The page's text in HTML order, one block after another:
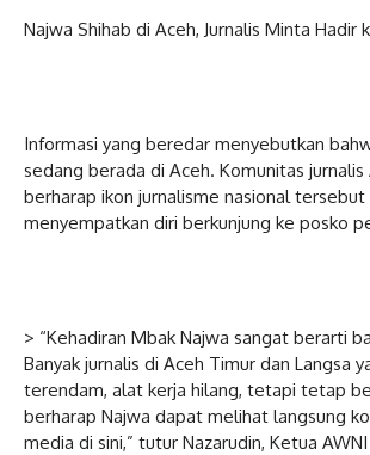
Najwa Shihab di Aceh, Jurnalis Minta Hadir
Informasi yang beredar menyebutkan
sedang berada di Aceh. Komunitas jurnalis
berharap ikon jurnalisme nasional
menyempatkan diri berkunjung ke posko
> “Kehadiran Mbak Najwa sangat berarti
Banyak jurnalis di Aceh Timur dan Langsa
terendam, alat kerja hilang, tetapi tetap
berharap Najwa dapat melihat langsung
media di sini,” tutur Nazarudin, Ketua